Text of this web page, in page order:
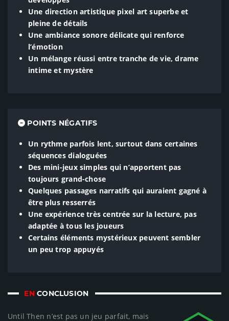
Une direction artistique pixel art superbe et
pleine de détails
Une ambiance sonore délicate qui renforce
l’émotion
Un mélange réussi entre tranche de vie, drame
intime et mystère
POINTS NÉGATIFS
Un rythme parfois lent, surtout dans certaines
séquences dialoguées
Des mini-jeux simples qui n’apportent pas
toujours grand-chose
Quelques passages narratifs qui auraient gagné à
être plus resserrés
Une expérience très centrée sur la lecture, pas
adaptée à tous les joueurs
Certains éléments mystérieux peuvent sembler
un peu trop appuyés
ENCONCLUSION
Until Then n’est pas un jeu parfait, mais